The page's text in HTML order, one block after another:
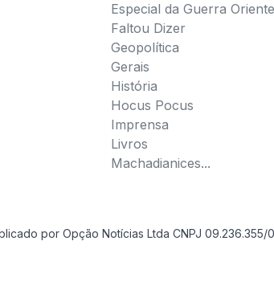
Especial da Guerra
Faltou Dizer
Geopolítica
Gerais
História
Hocus Pocus
Imprensa
Livros
Machadianices...
por Opção Notícias Ltda CNPJ